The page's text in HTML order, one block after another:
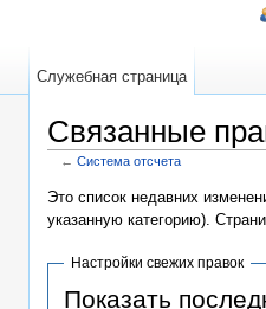
Связанные
← Система отсчета
Это список недавних
указанную категорию).
Настройки свежих правок
Показать
Служебная страница